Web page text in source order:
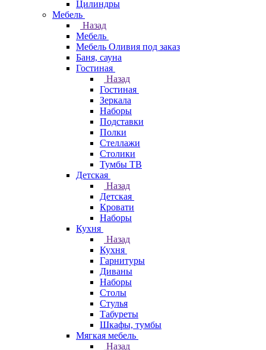
Цилиндры
Мебель
Назад
Мебель
Мебель Оливия под заказ
Баня, сауна
Гостиная
Назад
Гостиная
Зеркала
Наборы
Подставки
Полки
Стеллажи
Столики
Тумбы ТВ
Детская
Назад
Детская
Кровати
Наборы
Кухня
Назад
Кухня
Гарнитуры
Диваны
Наборы
Столы
Стулья
Табуреты
Шкафы, тумбы
Мягкая мебель
Назад